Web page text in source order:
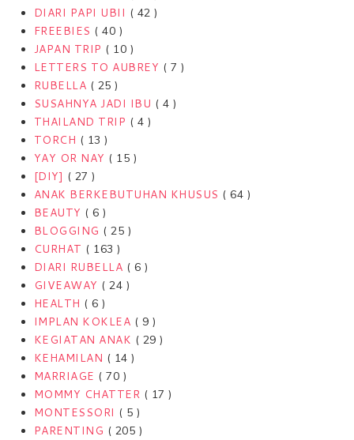
DIARI PAPI UBII ( 42 )
FREEBIES ( 40 )
JAPAN TRIP ( 10 )
LETTERS TO AUBREY ( 7 )
RUBELLA ( 25 )
SUSAHNYA JADI IBU ( 4 )
THAILAND TRIP ( 4 )
TORCH ( 13 )
YAY OR NAY ( 15 )
[DIY] ( 27 )
ANAK BERKEBUTUHAN KHUSUS ( 64 )
BEAUTY ( 6 )
BLOGGING ( 25 )
CURHAT ( 163 )
DIARI RUBELLA ( 6 )
GIVEAWAY ( 24 )
HEALTH ( 6 )
IMPLAN KOKLEA ( 9 )
KEGIATAN ANAK ( 29 )
KEHAMILAN ( 14 )
MARRIAGE ( 70 )
MOMMY CHATTER ( 17 )
MONTESSORI ( 5 )
PARENTING ( 205 )